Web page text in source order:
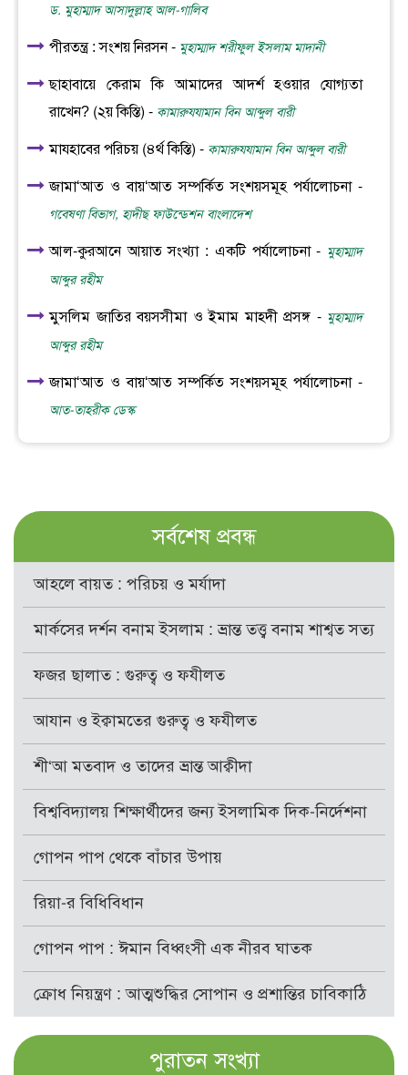
ড. মুহাম্মাদ আসাদুল্লাহ আল-গালিব
পীরতন্ত্র : সংশয় নিরসন - মুহাম্মাদ শরীফুল ইসলাম মাদানী
ছাহাবায়ে কেরাম কি আমাদের আদর্শ হওয়ার যোগ্যতা
রাখেন? (২য় কিস্তি) - কামারুযযামান বিন আব্দুল বারী
মাযহাবের পরিচয় (৪র্থ কিস্তি) - কামারুযযামান বিন আব্দুল বারী
জামা‘আত ও বায়‘আত সম্পর্কিত সংশয়সমূহ পর্যালোচনা -
গবেষণা বিভাগ, হাদীছ ফাউন্ডেশন বাংলাদেশ
আল-কুরআনে আয়াত সংখ্যা : একটি পর্যালোচনা - মুহাম্মাদ
আব্দুর রহীম
মুসলিম জাতির বয়সসীমা ও ইমাম মাহদী প্রসঙ্গ - মুহাম্মাদ
আব্দুর রহীম
জামা‘আত ও বায়‘আত সম্পর্কিত সংশয়সমূহ পর্যালোচনা -
আত-তাহরীক ডেস্ক
সর্বশেষ প্রবন্ধ
আহলে বায়ত : পরিচয় ও মর্যাদা
মার্কসের দর্শন বনাম ইসলাম : ভ্রান্ত তত্ত্ব বনাম শাশ্বত সত্য
ফজর ছালাত : গুরুত্ব ও ফযীলত
আযান ও ইক্বামতের গুরুত্ব ও ফযীলত
শী‘আ মতবাদ ও তাদের ভ্রান্ত আক্বীদা
বিশ্ববিদ্যালয় শিক্ষার্থীদের জন্য ইসলামিক দিক-নির্দেশনা
গোপন পাপ থেকে বাঁচার উপায়
রিয়া-র বিধিবিধান
গোপন পাপ : ঈমান বিধ্বংসী এক নীরব ঘাতক
ক্রোধ নিয়ন্ত্রণ : আত্মশুদ্ধির সোপান ও প্রশান্তির চাবিকাঠি
পুরাতন সংখ্যা